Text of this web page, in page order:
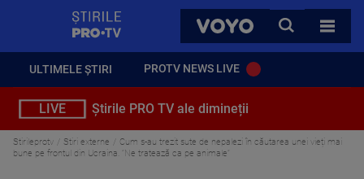
VOYO
CAUTA
TOATE
ULTIMELE ȘTIRI PROTV NEWS LIVE
LIVE Știrile PRO TV ale dimineții
Stirileprotv Stiri externe
Cum s-au trezit sute de nepalezi în căutarea unei vieți mai
bune pe frontul din Ucraina. ”Ne tratează ca pe animale”